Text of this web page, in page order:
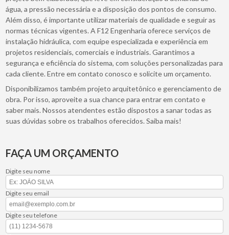
água, a pressão necessária e a disposição dos pontos de consumo.
Além disso, é importante utilizar materiais de qualidade e seguir as
normas técnicas vigentes. A F12 Engenharia oferece serviços de
instalação hidráulica, com equipe especializada e experiência em
projetos residenciais, comerciais e industriais. Garantimos a
segurança e eficiência do sistema, com soluções personalizadas para
cada cliente. Entre em contato conosco e solicite um orçamento.
Disponibilizamos também projeto arquitetônico e gerenciamento de
obra. Por isso, aproveite a sua chance para entrar em contato e
saber mais. Nossos atendentes estão dispostos a sanar todas as
suas dúvidas sobre os trabalhos oferecidos. Saiba mais!
FAÇA UM ORÇAMENTO
Digite seu nome
Digite seu email
Digite seu telefone